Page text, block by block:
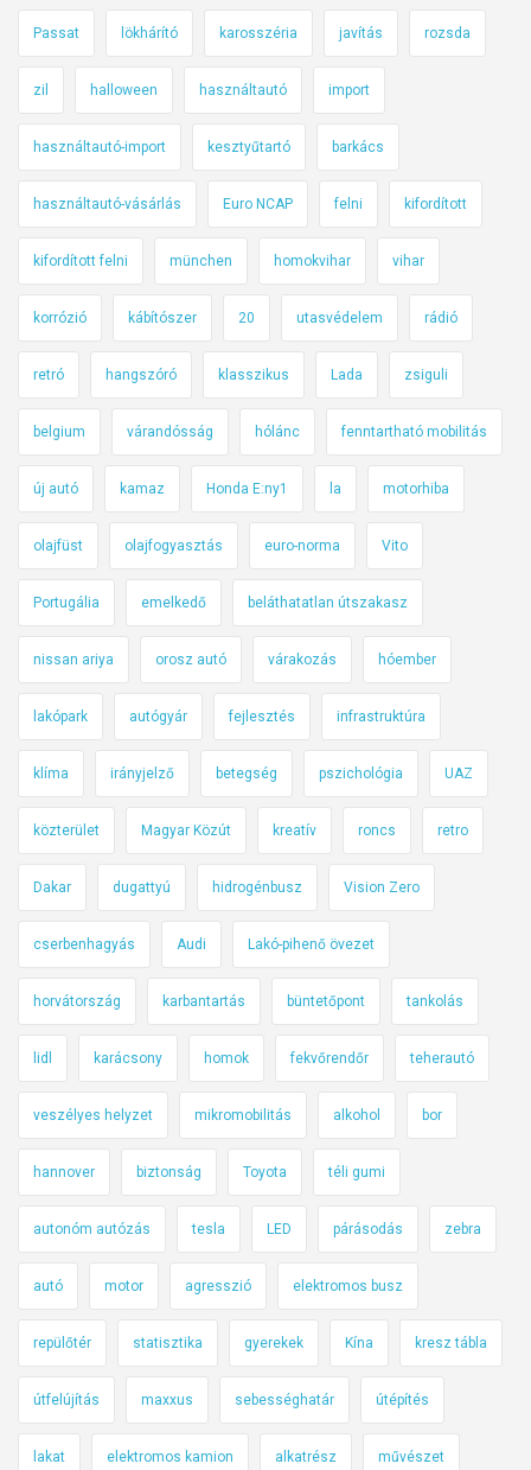
Passat lökhárító karosszéria javítás rozsda
zil halloween használtautó import
használtautó-import kesztyűtartó barkács
használtautó-vásárlás Euro NCAP felni kifordított
kifordított felni münchen homokvihar vihar
korrózió kábítószer 20 utasvédelem rádió
retró hangszóró klasszikus Lada zsiguli
belgium várandósság hólánc fenntartható mobilitás
új autó kamaz Honda E:ny1 la motorhiba
olajfüst olajfogyasztás euro-norma Vito
Portugália emelkedő beláthatatlan útszakasz
nissan ariya orosz autó várakozás hóember
lakópark autógyár fejlesztés infrastruktúra
klíma irányjelző betegség pszichológia UAZ
közterület Magyar Közút kreatív roncs retro
Dakar dugattyú hidrogénbusz Vision Zero
cserbenhagyás Audi Lakó-pihenő övezet
horvátország karbantartás büntetőpont tankolás
lidl karácsony homok fekvőrendőr teherautó
veszélyes helyzet mikromobilitás alkohol bor
hannover biztonság Toyota téli gumi
autonóm autózás tesla LED párásodás zebra
autó motor agresszió elektromos busz
repülőtér statisztika gyerekek Kína kresz tábla
útfelújítás maxxus sebességhatár útépítés
lakat elektromos kamion alkatrész művészet